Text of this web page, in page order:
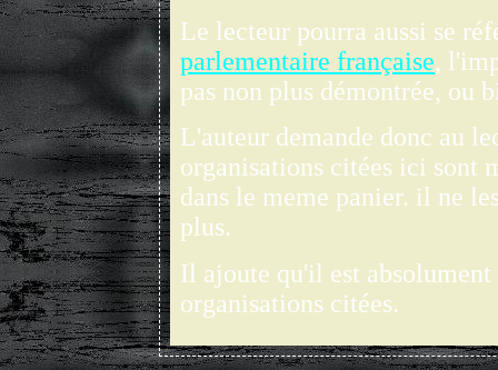
Le lecteur pourra aussi se
parlementaire française,
pas non plus démontrée, ou
L'auteur demande donc au
organisations citées ici sont
dans le meme panier. il ne
plus.
Il ajoute qu'il est absolument
organisations citées.